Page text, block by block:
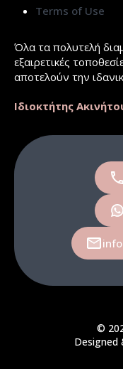
Terms of Use
Όλα τα πολυτελή
εξαιρετικές
αποτελούν την
Ιδιοκτήτης
©
Designed